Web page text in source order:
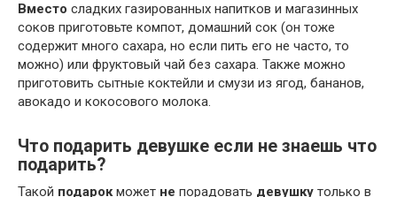
Вместо сладких газированных напитков и магазинных
соков приготовьте компот, домашний сок (он тоже
содержит много сахара, но если пить его не часто, то
можно) или фруктовый чай без сахара. Также можно
приготовить сытные коктейли и смузи из ягод, бананов,
авокадо и кокосового молока.
Что подарить девушке если не знаешь что
подарить?
Такой подарокможет не порадовать девушку только в